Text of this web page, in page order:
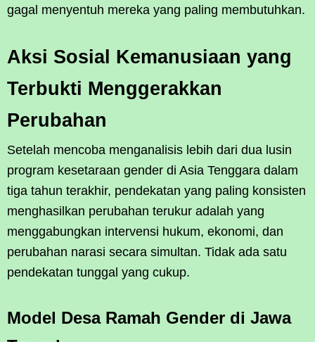
gagal menyentuh mereka yang paling membutuhkan.
Aksi Sosial Kemanusiaan yang
Terbukti Menggerakkan
Perubahan
Setelah mencoba menganalisis lebih dari dua lusin
program kesetaraan gender di Asia Tenggara dalam
tiga tahun terakhir, pendekatan yang paling konsisten
menghasilkan perubahan terukur adalah yang
menggabungkan intervensi hukum, ekonomi, dan
perubahan narasi secara simultan. Tidak ada satu
pendekatan tunggal yang cukup.
Model Desa Ramah Gender di Jawa